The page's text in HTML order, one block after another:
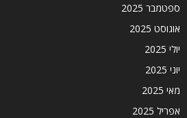
ספטמבר 2025
אוגוסט 2025
יולי 2025
יוני 2025
מאי 2025
אפריל 2025